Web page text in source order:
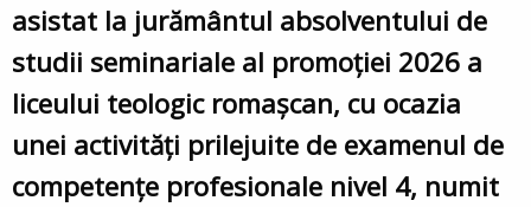
asistat la jurământul absolventului de
studii seminariale al promoției 2026 a
liceului teologic romașcan, cu ocazia
unei activități prilejuite de examenul de
competențe profesionale nivel 4, numit